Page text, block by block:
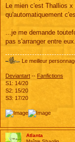
Le mien c'est Thallios
qu'automatiquement
...je me demande
pas s'arranger entre
Le meilleur
Deviantart -- Fanfictions
S1: 14/20
S2: 15/20
S3: 17/20
Atlanta